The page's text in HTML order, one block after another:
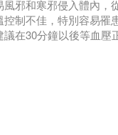
邪和寒邪侵入體內
制不佳，特別容易
在30分鐘以後等血